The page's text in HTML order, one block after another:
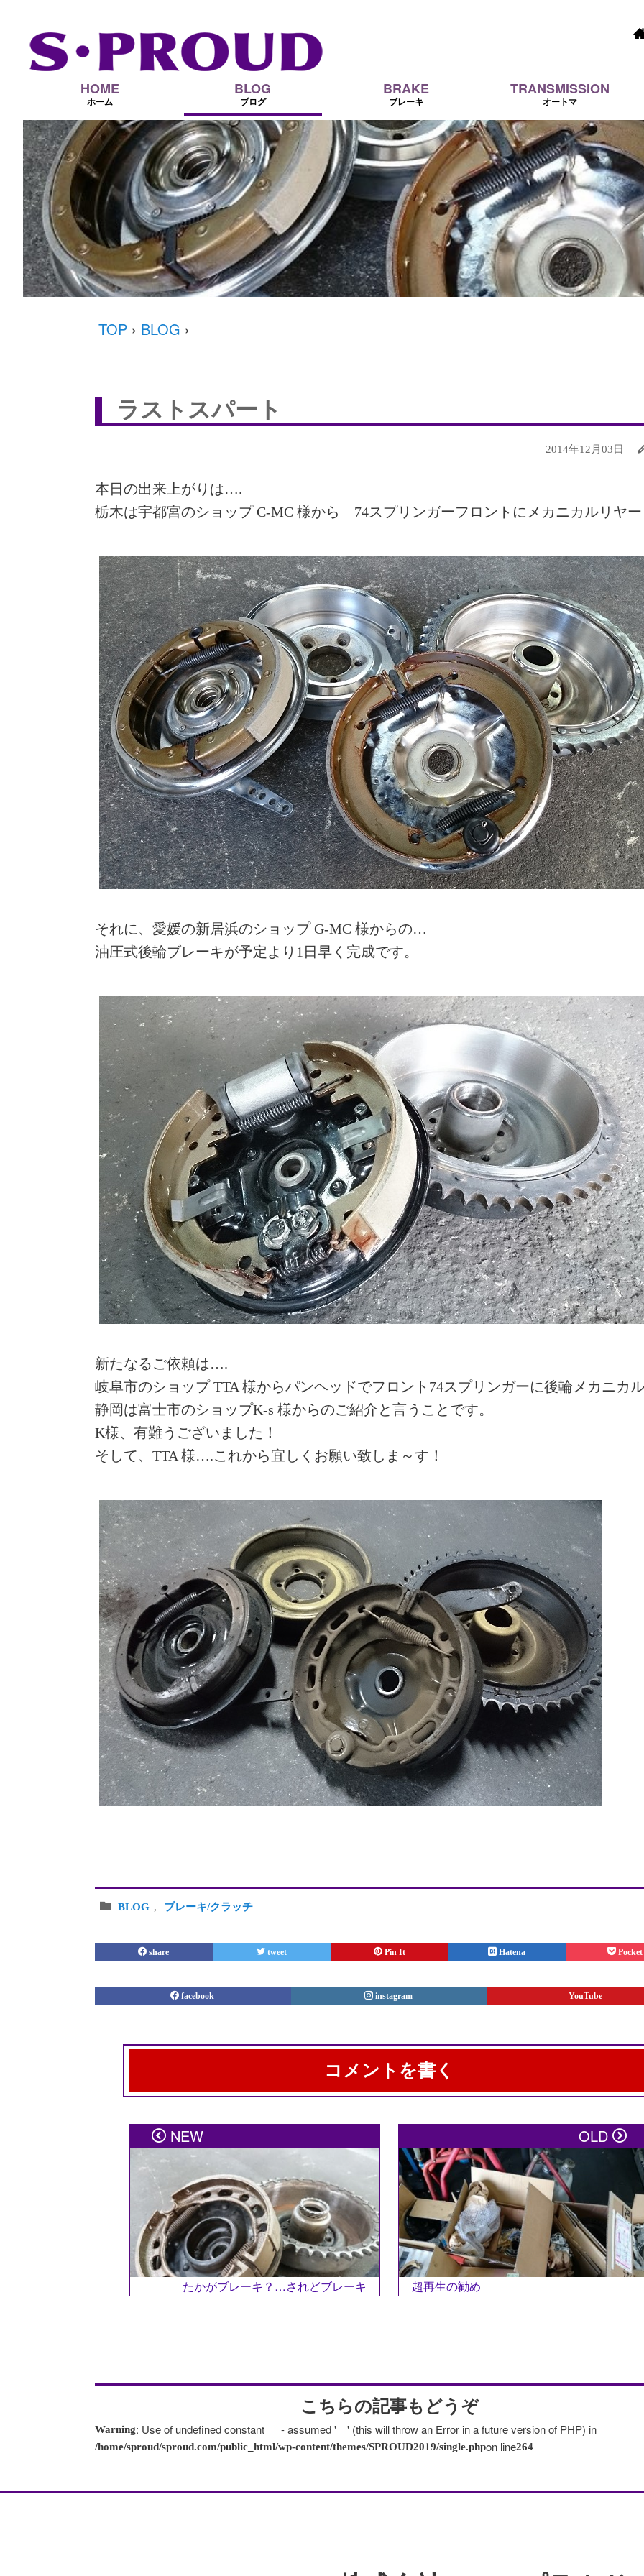
HOME
ホーム
BLOG
ブログ
BRAKE
ブレーキ
TRANSMISSION
オートマ
TOP › BLOG ›
ラストスパート
2014年12月03日
本日の出来上がりは….
栃木は宇都宮のショップ C-MC 様から 74スプリンガーフロントにメカニカルリヤ
それに、愛媛の新居浜のショップ G-MC 様からの…
油圧式後輪ブレーキが予定より1日早く完成です。
新たなるご依頼は….
岐阜市のショップ TTA 様からパンヘッドでフロント74スプリンガーに後輪メカニカ
静岡は富士市のショップK-s 様からのご紹介と言うことです。
K様、有難うございました！
そして、TTA 様….これから宜しくお願い致しま～す！
BLOG , ブレーキ/クラッチ
share tweet Pin It Hatena Pocket
facebook instagram YouTube
コメントを書く
メールアドレスが公開されることはありません。 ※が付いている欄は必須項目
です
コメント※
名前※
メール※
NEW
たかがブレーキ？…されどブレーキ
OLD
超再生の勧め
こちらの記事もどうぞ
Warning: Use of undefined constant - assumed ' ' (this will throw an Error in a future version of PHP) in
/home/sproud/sproud.com/public_html/wp-content/themes/SPROUD2019/single.phpon line264